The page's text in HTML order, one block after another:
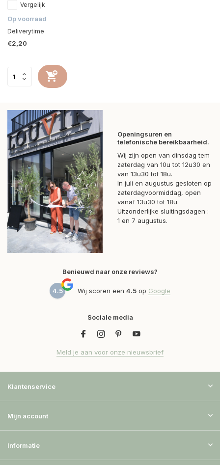
Vergelijk
Op voorraad
Deliverytime
€2,20
Openingsuren en
telefonische bereikbaarheid.
Wij zijn open van dinsdag tem
zaterdag van 10u tot 12u30 en
van 13u30 tot 18u.
In juli en augustus gesloten op
zaterdagvoormiddag, open
vanaf 13u30 tot 18u.
Uitzonderlijke sluitingsdagen :
1 en 7 augustus.
Benieuwd naar onze reviews?
4.5 Wij scoren een 4.5 op Google
Sociale media
Meld je aan voor onze nieuwsbrief
Klantenservice
Mijn account
Informatie